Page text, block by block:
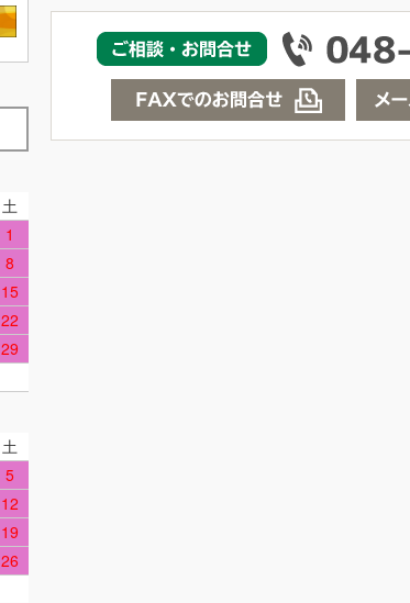
土
1
8
15
22
29
土
5
12
19
26